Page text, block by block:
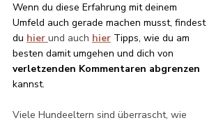
Wenn du diese Erfahrung mit deinem
Umfeld auch gerade machen musst, findest
du hier und auch hier Tipps, wie du am
besten damit umgehen und dich von
verletzenden Kommentaren abgrenzen
kannst.
Viele Hundeeltern sind überrascht, wie